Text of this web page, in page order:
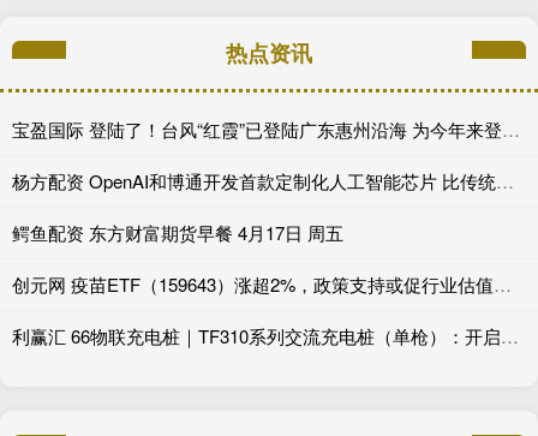
热点资讯
宝盈国际 登陆了！台风“红霞”已登陆广东惠州沿海 为今年来登陆我国最强台风
杨方配资 OpenAI和博通开发首款定制化人工智能芯片 比传统GPU节省约50%成本
鳄鱼配资 东方财富期货早餐 4月17日 周五
创元网 疫苗ETF（159643）涨超2%，政策支持或促行业估值修复_指数_企业_投资
利赢汇 66物联充电桩｜TF310系列交流充电桩（单枪）：开启智能充电时代_用户_车辆_效率